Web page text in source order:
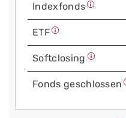
Index­fonds
ETF
Soft­closing
Fonds geschlossen